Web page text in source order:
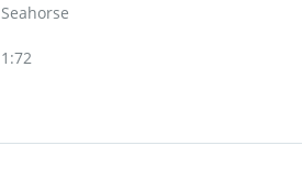
Seahorse
1:72